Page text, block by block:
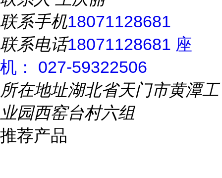
联系手机18071128681
联系电话18071128681 座
机： 027-59322506
所在地址湖北省天门市黄潭工
业园西窑台村六组
推荐产品